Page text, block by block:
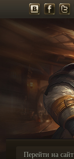
Перейти на сайт